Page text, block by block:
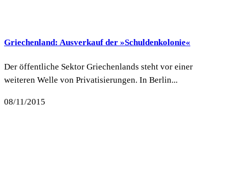
Griechenland: Ausverkauf der »Schuldenkolonie«
Der öffentliche Sektor Griechenlands steht vor einer
weiteren Welle von Privatisierungen. In Berlin...
08/11/2015